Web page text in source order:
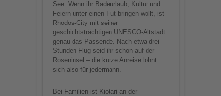
See. Wenn ihr Badeurlaub, Kultur und
Feiern unter einen Hut bringen wollt, ist
Rhodos-City mit seiner
geschichtsträchtigen UNESCO-Altstadt
genau das Passende. Nach etwa drei
Stunden Flug seid ihr schon auf der
Roseninsel – die kurze Anreise lohnt
sich also für jedermann.
Bei Familien ist Kiotari an der